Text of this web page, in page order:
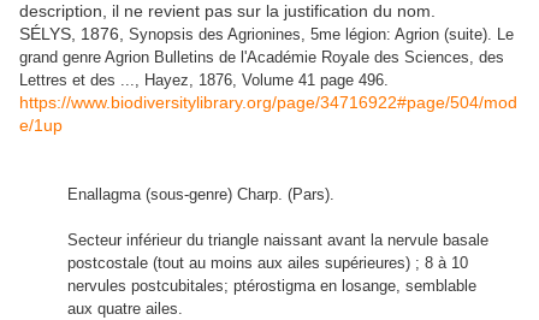
description, il ne revient pas sur la justification du nom.
SÉLYS, 1876, Synopsis des Agrionines, 5me légion: Agrion (suite). Le
grand genre Agrion Bulletins de l'Académie Royale des Sciences, des
Lettres et des ..., Hayez, 1876, Volume 41 page 496.
https://www.biodiversitylibrary.org/page/34716922#page/504/mod
e/1up
Enallagma (sous-genre) Charp. (Pars).
Secteur inférieur du triangle naissant avant la nervule basale
postcostale (tout au moins aux ailes supérieures) ; 8 à 10
nervules postcubitales; ptérostigma en losange, semblable
aux quatre ailes.